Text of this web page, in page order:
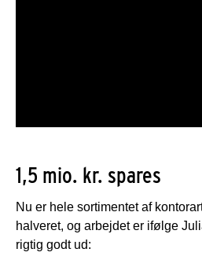
1,5 mio. kr. spares
Nu er hele sortimentet af
halveret, og arbejdet er ifølge
rigtig godt ud: